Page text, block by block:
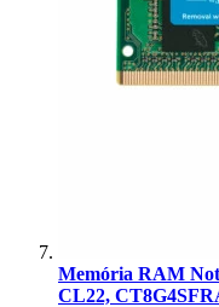
Memória RAM
CL22,